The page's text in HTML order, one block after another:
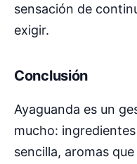
sensación de
exigir.
Conclusión
Ayaguanda es un
mucho:
sencilla, aromas